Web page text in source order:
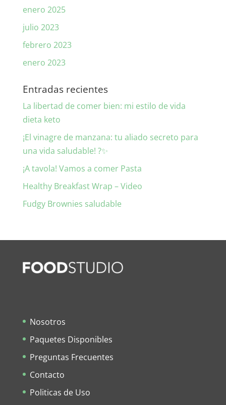
enero 2025
julio 2023
febrero 2023
enero 2023
Entradas recientes
La libertad de comer bien: mi estilo de vida
dieta keto
¡El vinagre de manzana: tu aliado secreto para
una vida saludable! ?✨
¡A tavola! Vamos a comer Pasta
Healthy Breakfast Wrap – Video
Fudgy Brownies saludable
Nosotros
Paquetes Disponibles
Preguntas Frecuentes
Contacto
Politicas de Uso